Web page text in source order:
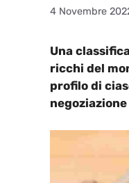
4 Novembre
Una
ricchi del
profilo di
negoziazione